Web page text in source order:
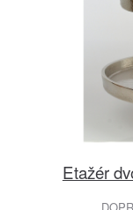
Etažér